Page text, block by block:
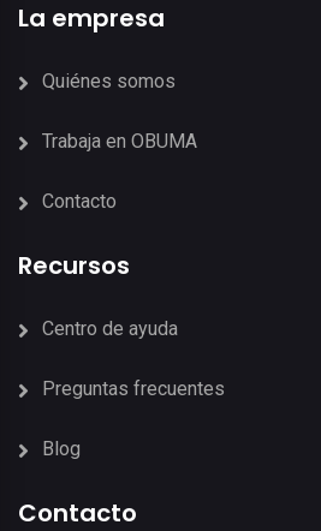
La empresa
Quiénes somos
Trabaja en OBUMA
Contacto
Recursos
Centro de ayuda
Preguntas frecuentes
Blog
Contacto